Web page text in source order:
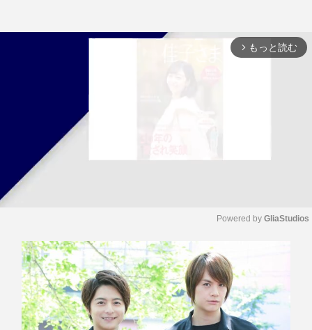
arrow_forward_ios もっと読む
e
Powered by GliaStudios